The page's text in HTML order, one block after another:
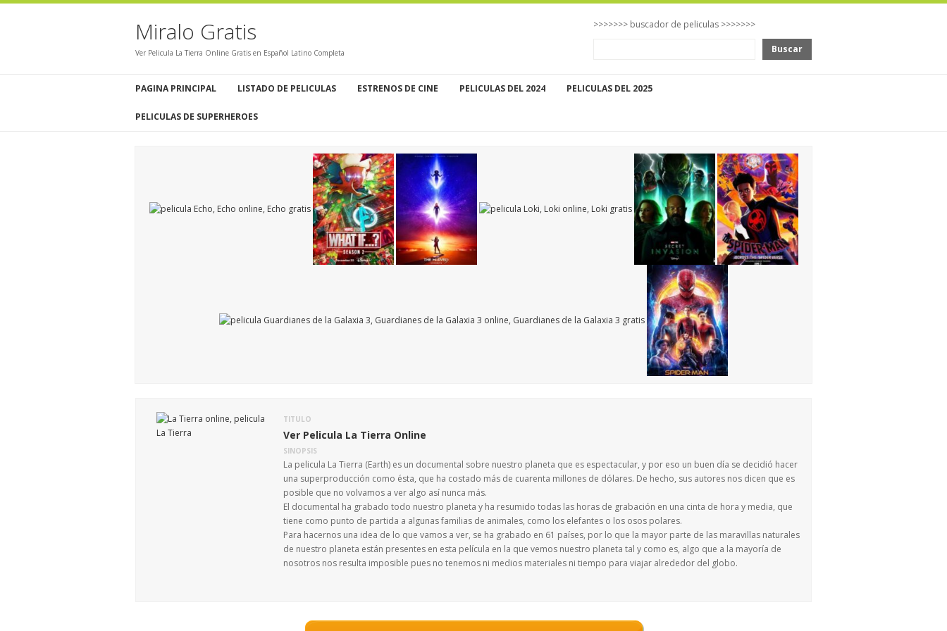
Miralo Gratis
Ver Pelicula La Tierra Online Gratis en Español Latino Completa
>>>>>>> buscador de peliculas >>>>>>>
Buscar
PAGINA PRINCIPAL LISTADO DE PELICULAS ESTRENOS DE CINE PELICULAS DEL 2024 PELICULAS DEL 2025
PELICULAS DE SUPERHEROES
TITULO
Ver Pelicula La Tierra Online
SINOPSIS
La pelicula La Tierra (Earth) es un documental sobre nuestro planeta que es espectacular, y por eso un buen día se decidió hacer
una superproducción como ésta, que ha costado más de cuarenta millones de dólares. De hecho, sus autores nos dicen que es
posible que no volvamos a ver algo así nunca más.
El documental ha grabado todo nuestro planeta y ha resumido todas las horas de grabación en una cinta de hora y media, que
tiene como punto de partida a algunas familias de animales, como los elefantes o los osos polares.
Para hacernos una idea de lo que vamos a ver, se ha grabado en 61 países, por lo que la mayor parte de las maravillas naturales
de nuestro planeta están presentes en esta película en la que vemos nuestro planeta tal y como es, algo que a la mayoría de
nosotros nos resulta imposible pues no tenemos ni medios materiales ni tiempo para viajar alrededor del globo.